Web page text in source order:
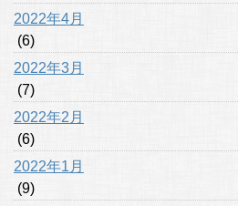
2022年4月
(6)
2022年3月
(7)
2022年2月
(6)
2022年1月
(9)